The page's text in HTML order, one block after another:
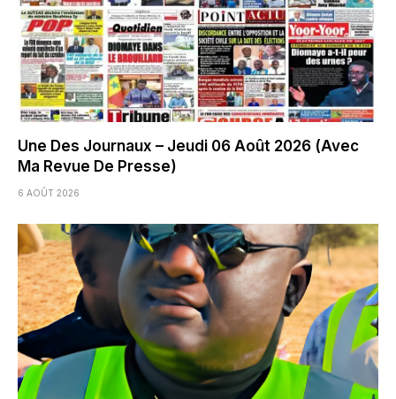
Une Des Journaux – Jeudi 06 Août 2026 (Avec
Ma Revue De Presse)
6 AOÛT 2026